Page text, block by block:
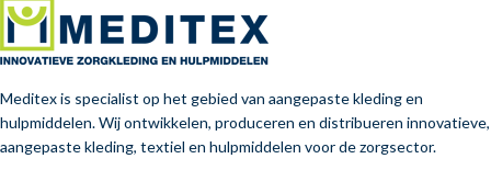
Meditex is specialist op het gebied van aangepaste kleding en
hulpmiddelen. Wij ontwikkelen, produceren en distribueren innovatieve,
aangepaste kleding, textiel en hulpmiddelen voor de zorgsector.